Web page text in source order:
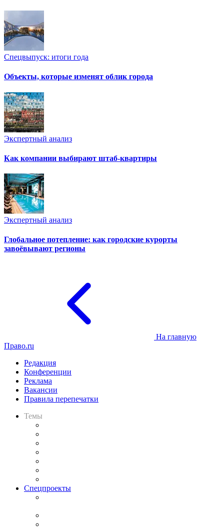
Спецвыпуск: итоги года
Объекты, которые изменят облик города
Экспертный анализ
Как компании выбирают штаб-квартиры
Экспертный анализ
Глобальное потепление: как городские курорты
завоёвывают регионы
На главную
Право.ru
Редакция
Конференции
Реклама
Вакансии
Правила перепечатки
Темы
Спецпроекты